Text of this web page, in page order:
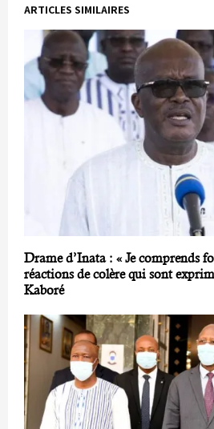
ARTICLES SIMILAIRES
Drame d’Inata : « Je comprends
réactions de colère qui sont
Kaboré